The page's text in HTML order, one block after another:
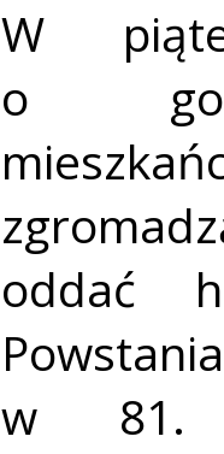
W
o
oddać
w 81.